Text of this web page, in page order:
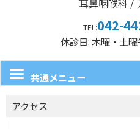
耳鼻咽喉科 /
TEL:042-
休診日: 木曜・土
共通メニュー
アクセス